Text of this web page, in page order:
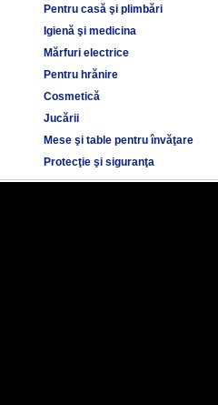
Pentru casă şi plimbări
Igienă şi medicina
Mărfuri electrice
Pentru hrănire
Cosmetică
Jucării
Mese şi table pentru învăţare
Protecţie şi siguranţa